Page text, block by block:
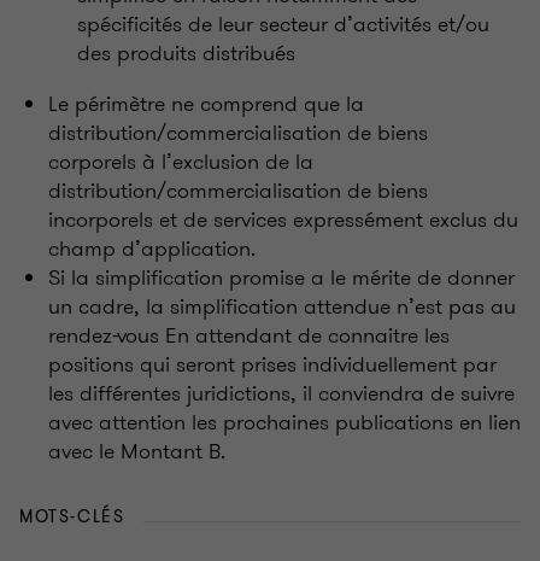
spécificités de leur secteur d’activités et/ou
des produits distribués
Le périmètre ne comprend que la
distribution/commercialisation de biens
corporels à l’exclusion de la
distribution/commercialisation de biens
incorporels et de services expressément exclus du
champ d’application.
Si la simplification promise a le mérite de donner
un cadre, la simplification attendue n’est pas au
rendez-vous En attendant de connaitre les
positions qui seront prises individuellement par
les différentes juridictions, il conviendra de suivre
avec attention les prochaines publications en lien
avec le Montant B.
MOTS-CLÉS